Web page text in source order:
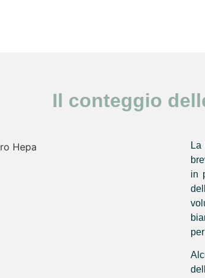
Il conteggio
in